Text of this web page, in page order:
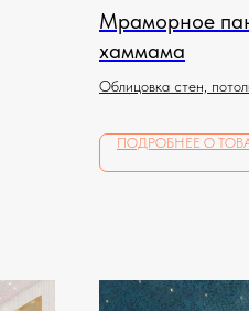
Мраморное
хаммама
Облицовка стен,
ПОДРОБНЕЕ О